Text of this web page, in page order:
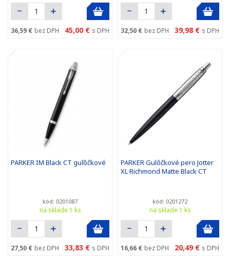
36,59 € bez DPH 45,00 € s DPH 32,50 € bez DPH 39,98 € s DPH
PARKER IM Black CT guľôčkové
kód: 0201087
na sklade 1 ks
27,50 € bez DPH 33,83 € s DPH
PARKER Gulôčkové pero Jotter
XL Richmond Matte Black CT
kód: 0201272
na sklade 1 ks
16,66 € bez DPH 20,49 € s DPH